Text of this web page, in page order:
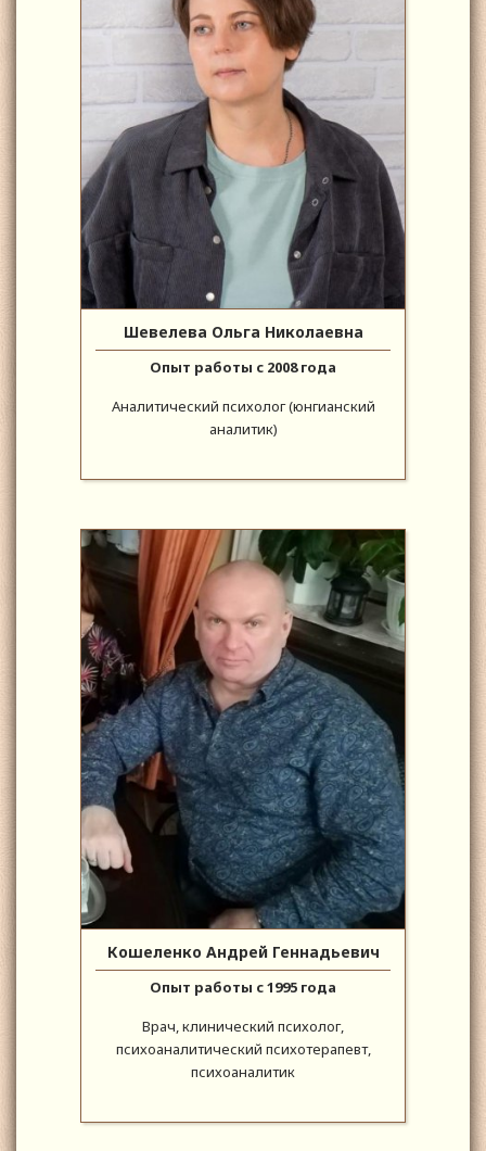
Шевелева Ольга Николаевна
Опыт работы с 2008 года
Аналитический психолог (юнгианский
аналитик)
Кошеленко Андрей Геннадьевич
Опыт работы с 1995 года
Врач, клинический психолог,
психоаналитический психотерапевт,
психоаналитик